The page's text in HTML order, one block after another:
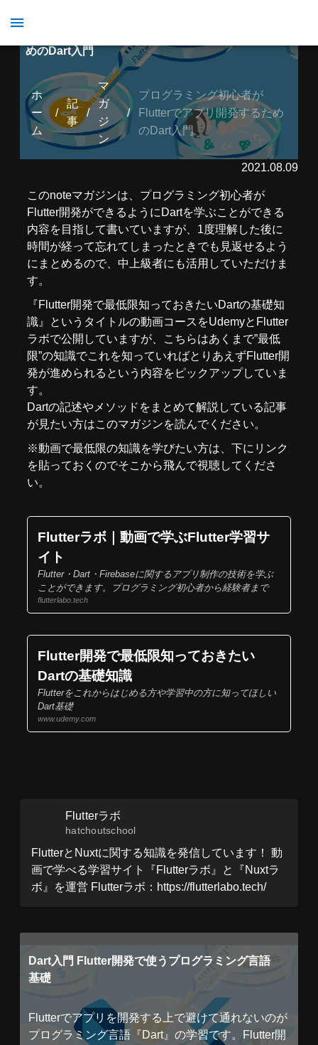
めのDart入門
ホ
ー
ム
/
記
事
/
マ
ガ
ジ
ン
/
プログラミング初心者が
Flutterでアプリ開発するため
のDart入門
2021.08.09
このnoteマガジンは、プログラミング初心者が
Flutter開発ができるようにDartを学ぶことができる
内容を目指して書いていますが、1度理解した後に
時間が経って忘れてしまったときでも見返せるよう
にまとめるので、中上級者にも活用していただけま
す。
『Flutter開発で最低限知っておきたいDartの基礎知
識』というタイトルの動画コースをUdemyとFlutter
ラボで公開していますが、こちらはあくまで”最低
限”の知識でこれを知っていればとりあえずFlutter開
発が進められるという内容をピックアップしていま
す。
Dartの記述やメソッドをまとめて解説している記事
が見たい方はこのマガジンを読んでください。
※動画で最低限の知識を学びたい方は、下にリンク
を貼っておくのでそこから飛んで視聴してくださ
い。
Flutterラボ｜動画で学ぶFlutter学習サ
イト
Flutter・Dart・Firebaseに関するアプリ制作の技術を学ぶ
ことができます。プログラミング初心者から経験者まで
flutterlabo.tech
Flutter開発で最低限知っておきたい
Dartの基礎知識
Flutterをこれからはじめる方や学習中の方に知ってほしい
Dart基礎
www.udemy.com
Flutterラボ
hatchoutschool
FlutterとNuxtに関する知識を発信しています！ 動
画で学べる学習サイト『Flutterラボ』と『Nuxtラ
ボ』を運営 Flutterラボ：https://flutterlabo.tech/
Dart入門 Flutter開発で使うプログラミング言語
基礎
Flutterでアプリを開発する上で避けて通れないのが
プログラミング言語『Dart』の学習です。Flutter開